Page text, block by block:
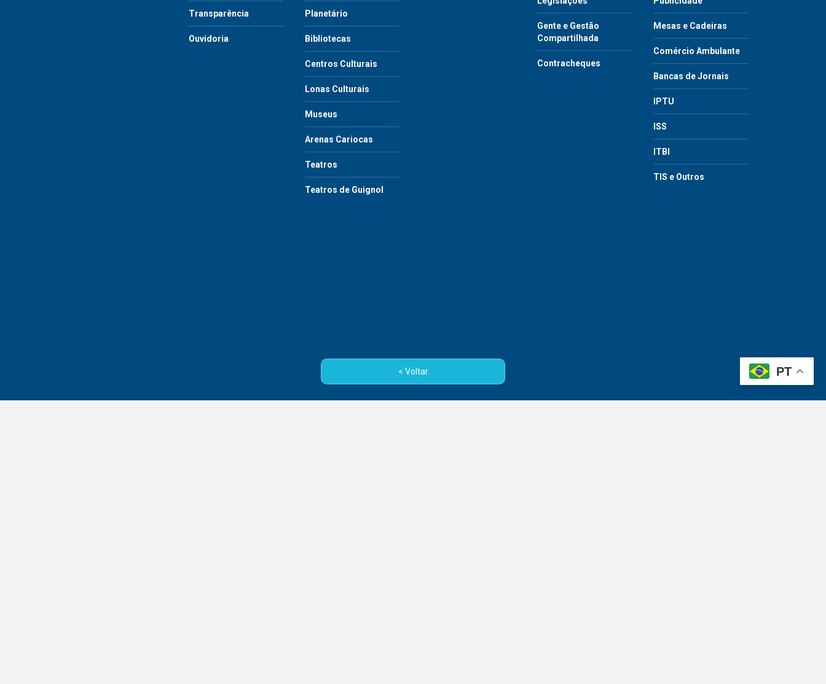
< Voltar
Transparência
Ouvidoria
Planetário
Bibliotecas
Centros Culturais
Lonas Culturais
Museus
Arenas Cariocas
Teatros
Teatros de Guignol
Gente e Gestão
Compartilhada
Contracheques
Mesas e Cadeiras
Comércio Ambulante
Bancas de Jornais
IPTU
ISS
ITBI
TIS e Outros
PT